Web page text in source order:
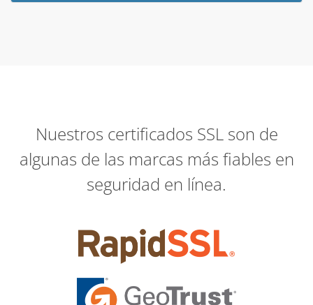
Nuestros certificados SSL son de
algunas de las marcas más fiables en
seguridad en línea.